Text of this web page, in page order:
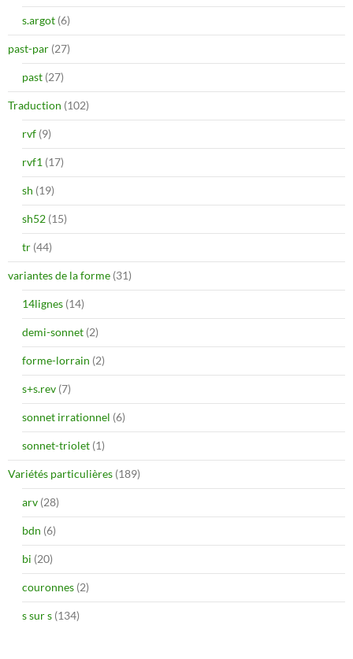
s.argot (6)
past-par (27)
past (27)
Traduction (102)
rvf (9)
rvf1 (17)
sh (19)
sh52 (15)
tr (44)
variantes de la forme (31)
14lignes (14)
demi-sonnet (2)
forme-lorrain (2)
s+s.rev (7)
sonnet irrationnel (6)
sonnet-triolet (1)
Variétés particulières (189)
arv (28)
bdn (6)
bi (20)
couronnes (2)
s sur s (134)